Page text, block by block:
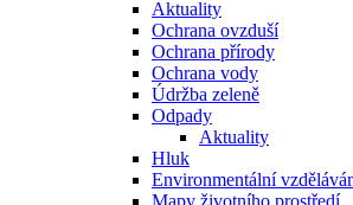
Aktuality
Ochrana ovzduší
Ochrana přírody
Ochrana vody
Údržba zeleně
Odpady
Aktuality
Hluk
Environmentální